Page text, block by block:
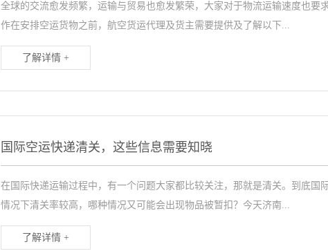
全球的交流愈发频繁，运输与贸易也愈发繁荣，大家对于物流运输速度也要
作在安排空运货物之前，航空货运代理及货主需要提供及了解以下...
了解详情 +
国际空运快递清关，这些信息需要知晓
在国际快递运输过程中，有一个问题大家都比较关注，那就是清关。到底国
情况下清关率较高，哪种情况又可能会出现物品被暂扣？今天济南...
了解详情 +